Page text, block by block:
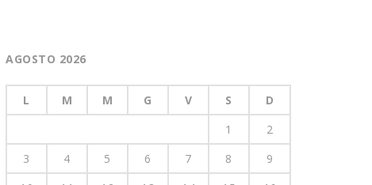
AGOSTO 2026
L M M G V S
D
1
2
3
4 5 6 7 8
9